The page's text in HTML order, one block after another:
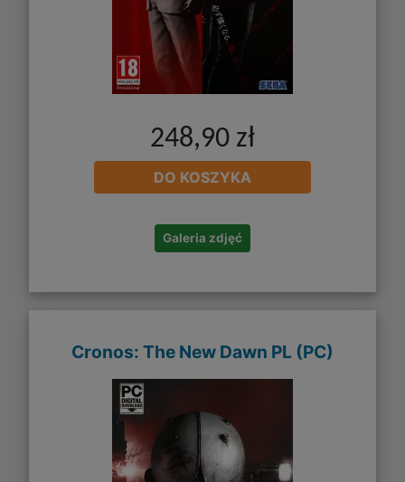
248,90 zł
DO KOSZYKA
Galeria zdjęć
Cronos: The New Dawn PL (PC)